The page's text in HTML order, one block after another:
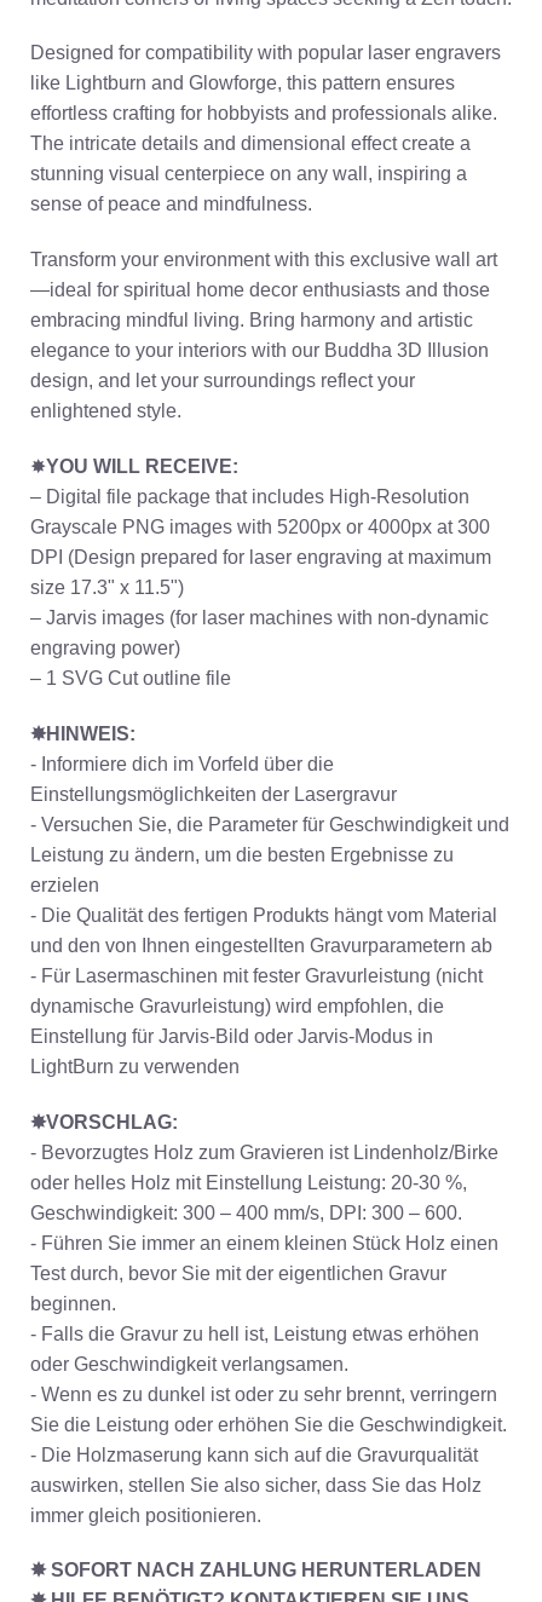
Designed for compatibility with popular laser engravers
like Lightburn and Glowforge, this pattern ensures
effortless crafting for hobbyists and professionals alike.
The intricate details and dimensional effect create a
stunning visual centerpiece on any wall, inspiring a
sense of peace and mindfulness.
Transform your environment with this exclusive wall art
—ideal for spiritual home decor enthusiasts and those
embracing mindful living. Bring harmony and artistic
elegance to your interiors with our Buddha 3D Illusion
design, and let your surroundings reflect your
enlightened style.
✸YOU WILL RECEIVE:
– Digital file package that includes High-Resolution
Grayscale PNG images with 5200px or 4000px at 300
DPI (Design prepared for laser engraving at maximum
size 17.3" x 11.5")
– Jarvis images (for laser machines with non-dynamic
engraving power)
– 1 SVG Cut outline file
✸HINWEIS:
- Informiere dich im Vorfeld über die
Einstellungsmöglichkeiten der Lasergravur
- Versuchen Sie, die Parameter für Geschwindigkeit und
Leistung zu ändern, um die besten Ergebnisse zu
erzielen
- Die Qualität des fertigen Produkts hängt vom Material
und den von Ihnen eingestellten Gravurparametern ab
- Für Lasermaschinen mit fester Gravurleistung (nicht
dynamische Gravurleistung) wird empfohlen, die
Einstellung für Jarvis-Bild oder Jarvis-Modus in
LightBurn zu verwenden
✸VORSCHLAG:
- Bevorzugtes Holz zum Gravieren ist Lindenholz/Birke
oder helles Holz mit Einstellung Leistung: 20-30 %,
Geschwindigkeit: 300 – 400 mm/s, DPI: 300 – 600.
- Führen Sie immer an einem kleinen Stück Holz einen
Test durch, bevor Sie mit der eigentlichen Gravur
beginnen.
- Falls die Gravur zu hell ist, Leistung etwas erhöhen
oder Geschwindigkeit verlangsamen.
- Wenn es zu dunkel ist oder zu sehr brennt, verringern
Sie die Leistung oder erhöhen Sie die Geschwindigkeit.
- Die Holzmaserung kann sich auf die Gravurqualität
auswirken, stellen Sie also sicher, dass Sie das Holz
immer gleich positionieren.
✸ SOFORT NACH ZAHLUNG HERUNTERLADEN